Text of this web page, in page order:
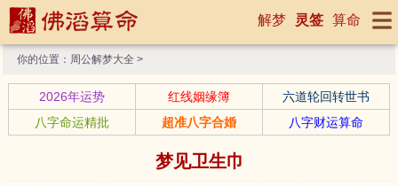
解梦 灵签 算命
你的位置： 周公解梦大全 >
2026年运势 红线姻缘簿
六道轮回转世书
八字命运精批
超准八字合婚 八字财运算命
梦见卫生巾